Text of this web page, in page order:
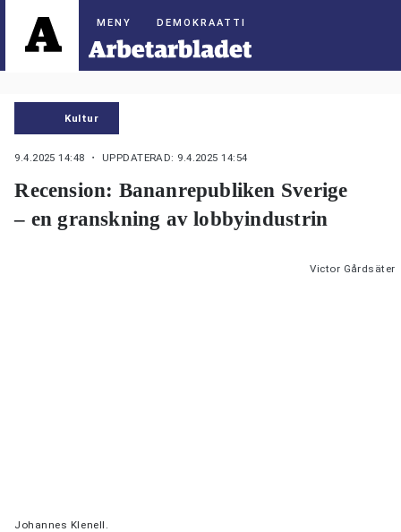
DEMOKRAATTI
Kultur
9.4.2025 14:48 ・ UPPDATERAD: 9.4.2025 14:54
Recension: Bananrepubliken Sverige
– en granskning av lobbyindustrin
Victor Gårdsäter
Johannes Klenell.